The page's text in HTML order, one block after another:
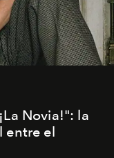
Novia!": la
entre el